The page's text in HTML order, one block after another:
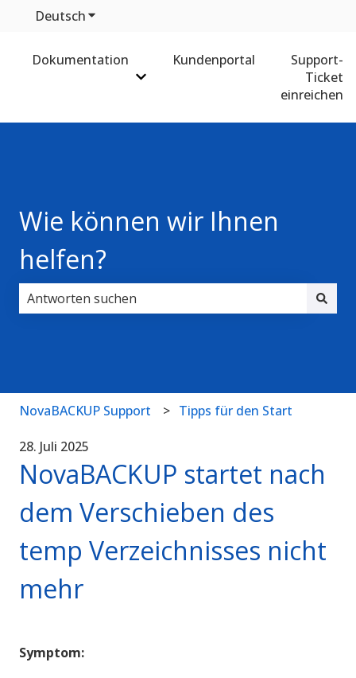
DeutschUntermenü für Übersetzungen anzeigen
Dokumentation
Untermenü für Dokumentation
Kundenportal
Support-
Ticket
einreichen
Wie können wir Ihnen
helfen?
NovaBACKUP Support Tipps für den Start
28. Juli 2025
NovaBACKUP startet nach
dem Verschieben des
temp Verzeichnisses nicht
mehr
Symptom: